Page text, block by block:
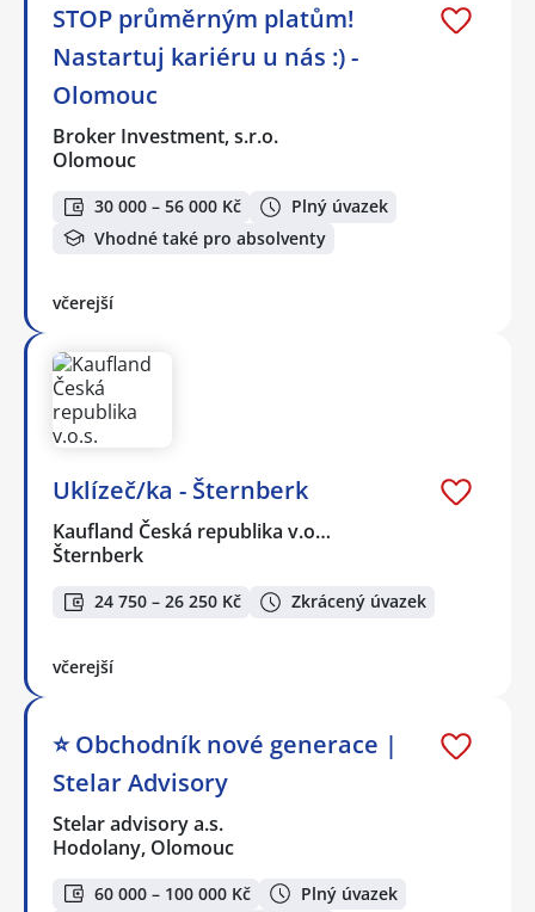
STOP průměrným platům!
Nastartuj kariéru u nás :) -
Olomouc
Broker Investment, s.r.o.
Olomouc
30 000 – 56 000 Kč
Plný úvazek
Vhodné také pro absolventy
včerejší
Uklízeč/ka - Šternberk
Kaufland Česká republika v.o…
Šternberk
24 750 – 26 250 Kč Zkrácený úvazek
včerejší
⭐️ Obchodník nové generace |
Stelar Advisory
Stelar advisory a.s.
Hodolany, Olomouc
60 000 – 100 000 Kč
Plný úvazek